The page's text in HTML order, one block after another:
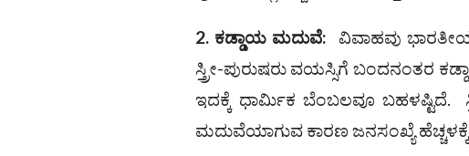
2. ಕಡ್ಡಾಯ ಮದುವೆ: ವಿವಾಹವು
ಸ್ತ್ರೀ-ಪುರುಷರು ವಯಸ್ಸಿಗೆ ಬಂದನಂತರ
ಇದಕ್ಕೆ ಧಾರ್ಮಿಕ ಬೆಂಬಲವೂ ಬಹಳಷ್ಟಿದೆ.
ಮದುವೆಯಾಗುವ ಕಾರಣ ಜನಸಂಖ್ಯೆ